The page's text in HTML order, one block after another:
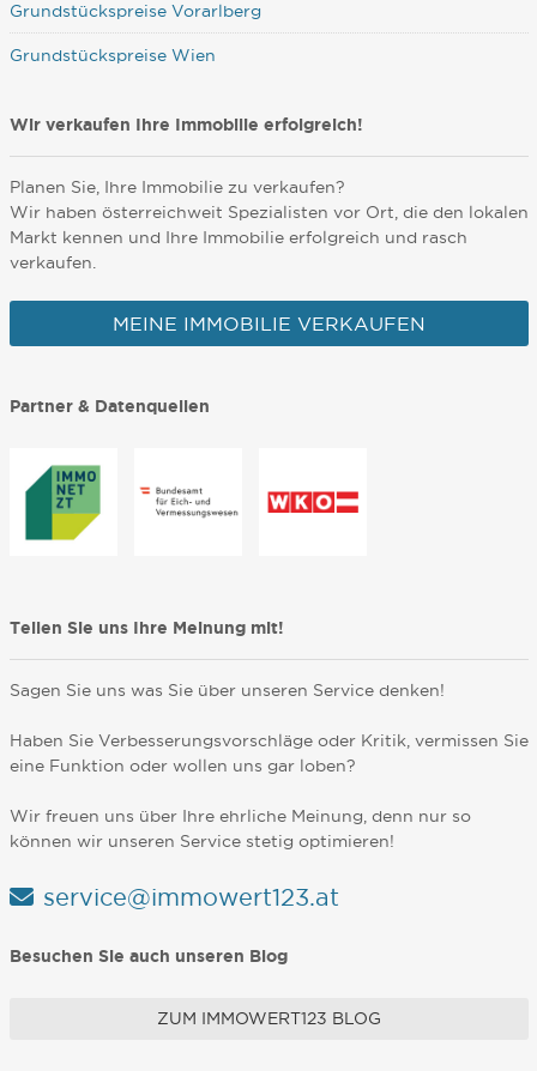
Grundstückspreise Vorarlberg
Grundstückspreise Wien
Wir verkaufen Ihre Immobilie erfolgreich!
Planen Sie, Ihre Immobilie zu verkaufen?
Wir haben österreichweit Spezialisten vor Ort, die den lokalen
Markt kennen und Ihre Immobilie erfolgreich und rasch
verkaufen.
MEINE IMMOBILIE VERKAUFEN
Partner & Datenquellen
Teilen Sie uns Ihre Meinung mit!
Sagen Sie uns was Sie über unseren Service denken!
Haben Sie Verbesserungsvorschläge oder Kritik, vermissen Sie
eine Funktion oder wollen uns gar loben?
Wir freuen uns über Ihre ehrliche Meinung, denn nur so
können wir unseren Service stetig optimieren!
service@immowert123.at
Besuchen Sie auch unseren Blog
ZUM IMMOWERT123 BLOG